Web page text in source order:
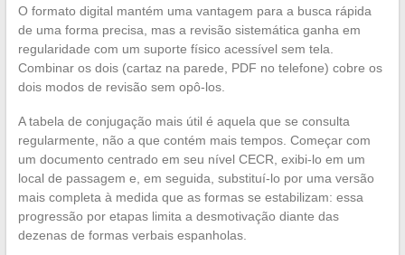
O formato digital mantém uma vantagem para a busca rápida
de uma forma precisa, mas a revisão sistemática ganha em
regularidade com um suporte físico acessível sem tela.
Combinar os dois (cartaz na parede, PDF no telefone) cobre os
dois modos de revisão sem opô-los.
A tabela de conjugação mais útil é aquela que se consulta
regularmente, não a que contém mais tempos. Começar com
um documento centrado em seu nível CECR, exibi-lo em um
local de passagem e, em seguida, substituí-lo por uma versão
mais completa à medida que as formas se estabilizam: essa
progressão por etapas limita a desmotivação diante das
dezenas de formas verbais espanholas.